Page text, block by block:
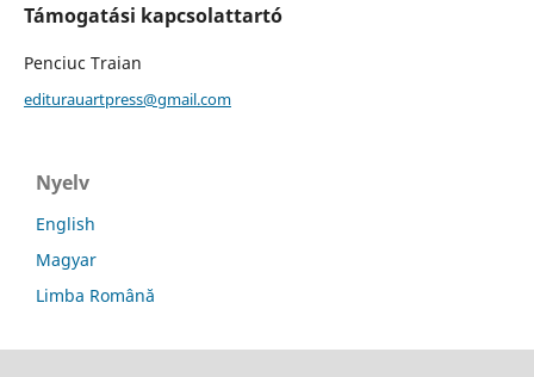
Támogatási kapcsolattartó
Penciuc Traian
editurauartpress@gmail.com
Nyelv
English
Magyar
Limba Română